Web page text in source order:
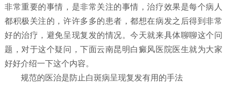
非常重要的事情，是非常关注的事情，治疗效果是每个病人
都积极关注的，许许多多的患者，都想在病发之后得到非常
好的治疗，避免呈现复发的情况。今天就来具体聊聊这个问
题，对于这个疑问，下面云南昆明白癜风医院医生就为大家
好好介绍一下这个内容。
规范的医治是防止白斑病呈现复发有用的手法